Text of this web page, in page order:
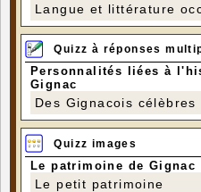
Langue et littérature
Quizz à réponses
Personnalités liées à
Gignac
Des Gignacois célèbres
Quizz images
Le patrimoine de Gignac
Le petit patrimoine